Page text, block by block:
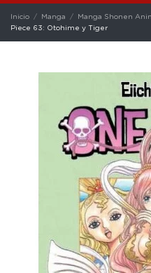
Inicio Manga Manga Shonen
Piece 63: Otohime y Tiger